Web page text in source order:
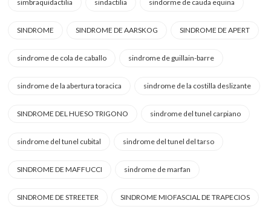
simbraquidactilia sindactilia sindorme de cauda equina
SINDROME SINDROME DE AARSKOG SINDROME DE APERT
sindrome de cola de caballo sindrome de guillain-barre
sindrome de la abertura toracica sindrome de la costilla deslizante
SINDROME DEL HUESO TRIGONO sindrome del tunel carpiano
sindrome del tunel cubital sindrome del tunel del tarso
SINDROME DE MAFFUCCI sindrome de marfan
SINDROME DE STREETER SINDROME MIOFASCIAL DE TRAPECIOS